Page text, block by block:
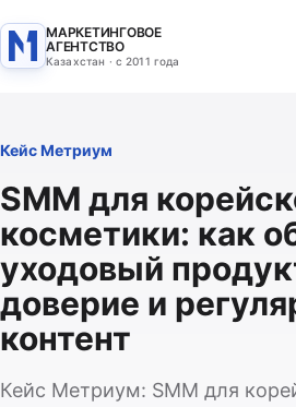
МАРКЕТИНГОВОЕ
АГЕНТСТВО
Казахстан · с 2011 года
Кейс Метриум
SMM для
косметики: как
уходовый
доверие и
контент
Кейс Метриум: SMM для